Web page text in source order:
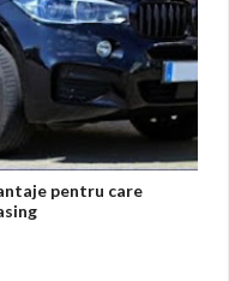
pentru care